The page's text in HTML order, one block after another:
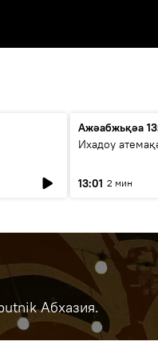
Ажәабжьқәа
Ихадоу
13:01 2 мин
Абхазия.